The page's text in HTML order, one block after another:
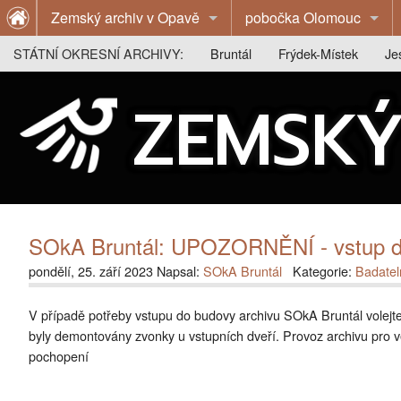
Zemský archiv v Opavě
O archivu
Publikace
Výstavy
pobočka Olomouc
O archivu
Publikace
Badatelna
STÁTNÍ OKRESNÍ ARCHIVY:
Bruntál
Z historie archivu
Publikace
Frýdek-Místek
Z historie archivu
Publikace
Badatelna
Kontakty
Z
SOkA Bruntál: UPOZORNĚNÍ - vstup
pondělí, 25. září 2023 Napsal: SOkA Bruntál Kategorie:
V případě potřeby vstupu do budovy archivu SOkA Bruntál
byly demontovány zvonky u vstupních dveří. Provoz archivu
pochopení